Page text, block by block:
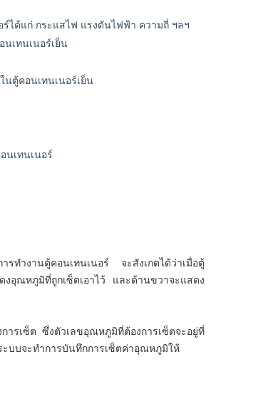
ร์ได้แก่ กระแสไฟ แรงดันไฟฟ้า ความถี่ ฯลฯ
เทนเนอร์เย็น
ตู้คอนเทนเนอร์เย็น
นเทนเนอร์
ทำงานตู้คอนเทนเนอร์ จะสังเกตได้ว่าเมื่อตู้
ณหภูมิที่ถูกเซ็ตเอาไว้ และด้านขวาจะแสดง
ารเซ็ต ซึ่งตัวเลขอุณหภูมิที่ต้องการเซ็ตจะอยู่ที่
บบจะทำการบันทึกการเซ็ตค่าอุณหภูมิให้